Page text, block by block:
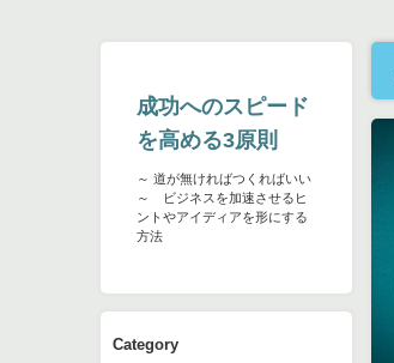
成功へのスピード
を高める3原則
～ 道が無ければつくればいい
～ ビジネスを加速させるヒ
ントやアイディアを形にする
方法
Category